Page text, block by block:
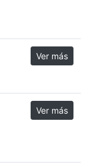
Ver más
Ver más